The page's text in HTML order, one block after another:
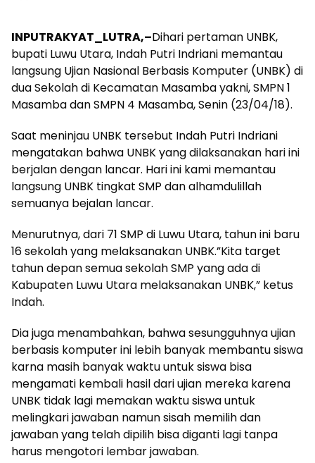
INPUTRAKYAT_LUTRA,–Dihari pertaman UNBK,
bupati Luwu Utara, Indah Putri Indriani memantau
langsung Ujian Nasional Berbasis Komputer (UNBK) di
dua Sekolah di Kecamatan Masamba yakni, SMPN 1
Masamba dan SMPN 4 Masamba, Senin (23/04/18).
Saat meninjau UNBK tersebut Indah Putri Indriani
mengatakan bahwa UNBK yang dilaksanakan hari ini
berjalan dengan lancar. Hari ini kami memantau
langsung UNBK tingkat SMP dan alhamdulillah
semuanya bejalan lancar.
Menurutnya, dari 71 SMP di Luwu Utara, tahun ini baru
16 sekolah yang melaksanakan UNBK.”Kita target
tahun depan semua sekolah SMP yang ada di
Kabupaten Luwu Utara melaksanakan UNBK,” ketus
Indah.
Dia juga menambahkan, bahwa sesungguhnya ujian
berbasis komputer ini lebih banyak membantu siswa
karna masih banyak waktu untuk siswa bisa
mengamati kembali hasil dari ujian mereka karena
UNBK tidak lagi memakan waktu siswa untuk
melingkari jawaban namun sisah memilih dan
jawaban yang telah dipilih bisa diganti lagi tanpa
harus mengotori lembar jawaban.